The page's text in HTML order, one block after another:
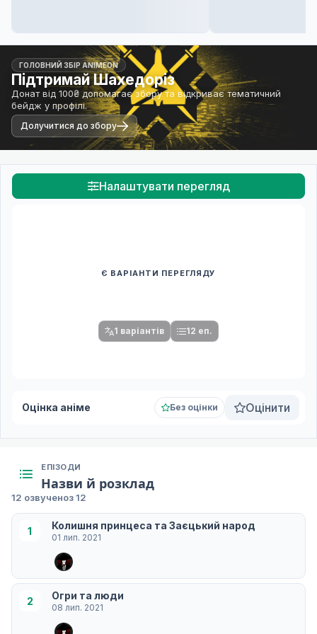
ГОЛОВНИЙ ЗБІР ANIMEON
Підтримай Шахедоріз
Донат від 100₴ допомагає збору та відкриває тематичний
бейдж у профілі.
Долучитися до збору
Налаштувати перегляд
Є ВАРІАНТИ ПЕРЕГЛЯДУ
1 варіантів 12 еп.
Оцінка аніме Без оцінки Оцінити
ЕПІЗОДИ
Назви й розклад
12 озвученоз 12
1 Колишня принцеса та Заєцький народ
01 лип. 2021
2 Огри та люди
08 лип. 2021